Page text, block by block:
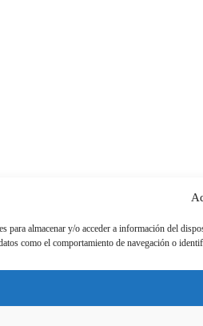
para almacenar y/o acceder a información del
como el comportamiento de navegación o